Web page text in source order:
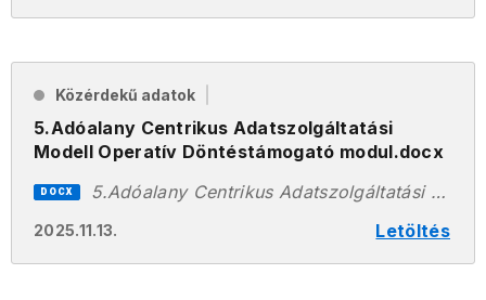
Közérdekű adatok
5.Adóalany Centrikus Adatszolgáltatási
Modell Operatív Döntéstámogató modul.docx
2025.11.13. Letöltés
DOCX 5.Adóalany Centrikus Adatszolgáltatási Modell Operatív Döntéstámogató modul.docx